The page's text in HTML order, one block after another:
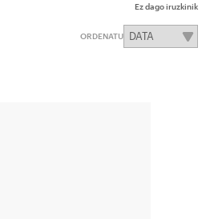
Ez dago iruzkinik
ORDENATU